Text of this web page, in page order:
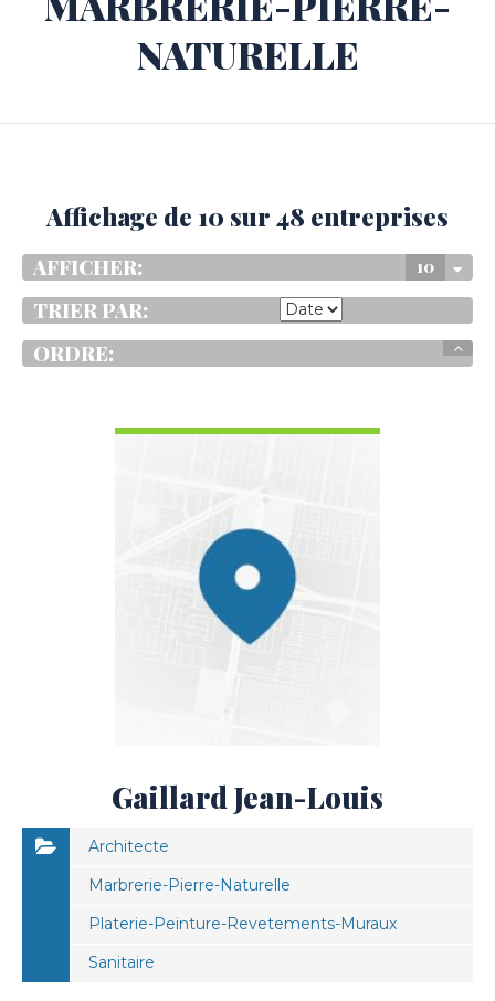
NATURELLE
Affichage de 10 sur 48 entreprises
AFFICHER: 10
TRIER PAR:
ORDRE:
Gaillard Jean-Louis
Architecte
Marbrerie-Pierre-Naturelle
Platerie-Peinture-Revetements-Muraux
Sanitaire